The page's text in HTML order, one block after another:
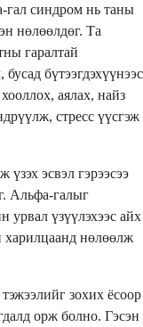
гал синдром нь таны
нөлөөлдөг. Та
гаралтай
бүтээгдэхүүнээс
аялах, найз
стресс үүсгэж
эсвэл гэрээсээ
Альфа-галыг
урвал үзүүлэхээс айх
нөлөөлж
зохих ёсоор
орж болно. Гэсэн